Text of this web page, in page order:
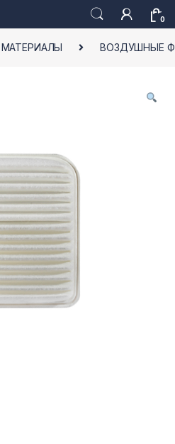
0
ВОЗДУШНЫЕ